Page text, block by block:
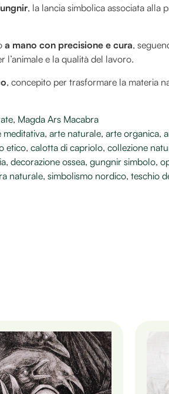
, la lancia simbolica associata alla
a mano con precisione e cura,
l’animale e la qualità del lavoro.
, concepito per trasformare la materia
, Magda Ars Macabra
meditativa, arte naturale, arte organica,
etico, calotta di capriolo, collezione
, decorazione ossea, gungnir simbolo,
naturale, simbolismo nordico, teschio